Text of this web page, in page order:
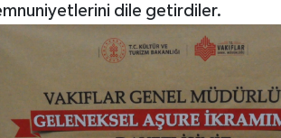
dile getirdiler.